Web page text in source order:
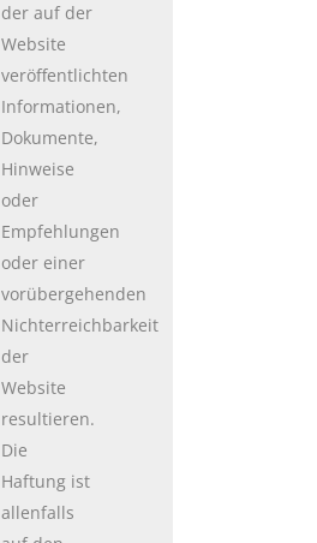
der auf der
Website
veröffentlichten
Informationen,
Dokumente,
Hinweise
oder
Empfehlungen
oder einer
vorübergehenden
Nichterreichbarkeit
der
Website
resultieren.
Die
Haftung ist
allenfalls